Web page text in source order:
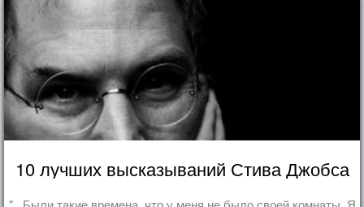
10 лучших высказываний Стива Джобса